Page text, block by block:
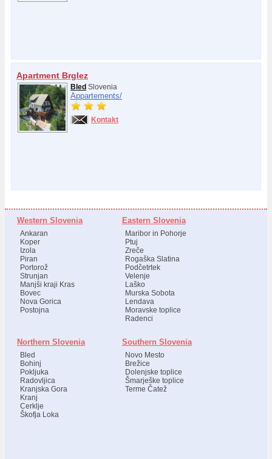
Apartment Brglez
Bled Slovenia
Appartements/
Kontakt
Western Slovenia
Ankaran
Koper
Izola
Piran
Portorož
Strunjan
Manjši kraji Kras
Bovec
Nova Gorica
Postojna
Eastern Slovenia
Maribor in Pohorje
Ptuj
Zreče
Rogaška Slatina
Podčetrtek
Velenje
Laško
Murska Sobota
Lendava
Moravske toplice
Radenci
Northern Slovenia
Bled
Bohinj
Pokljuka
Radovljica
Kranjska Gora
Kranj
Cerklje
Škofja Loka
Southern Slovenia
Novo Mesto
Brežice
Dolenjske toplice
Šmarješke toplice
Terme Čatež